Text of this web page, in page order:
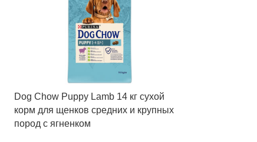
Dog Chow Puppy Lamb 14 кг сухой
корм для щенков средних и крупных
пород с ягненком